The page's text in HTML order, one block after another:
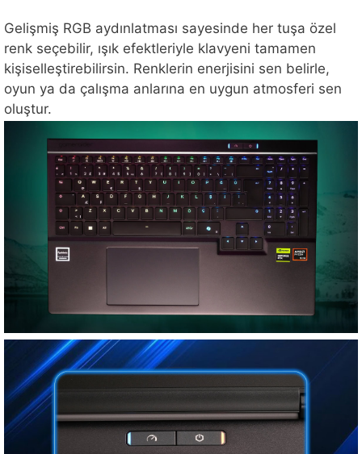
Gelişmiş RGB aydınlatması sayesinde her tuşa özel
renk seçebilir, ışık efektleriyle klavyeni tamamen
kişiselleştirebilirsin. Renklerin enerjisini sen belirle,
oyun ya da çalışma anlarına en uygun atmosferi sen
oluştur.